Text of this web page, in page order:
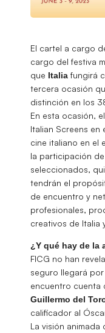
El cartel a cargo
cargo del festiva
que Italia fungirá
tercera ocasión
distinción en los
En esta ocasión,
Italian Screens en
cine italiano en el
la participación
seleccionados,
tendrán el
de encuentro y
profesionales,
creativos de Italia
¿Y qué hay de la
FICG no han
seguro llegará
encuentro cuenta
Guillermo del
calificador al
La visión